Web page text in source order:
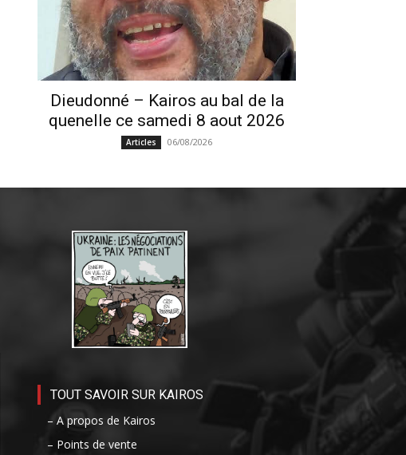
Dieudonné – Kairos au bal de la
quenelle ce samedi 8 aout 2026
Articles 06/08/2026
TOUT SAVOIR SUR KAIROS
– A propos de Kairos
– Points de vente